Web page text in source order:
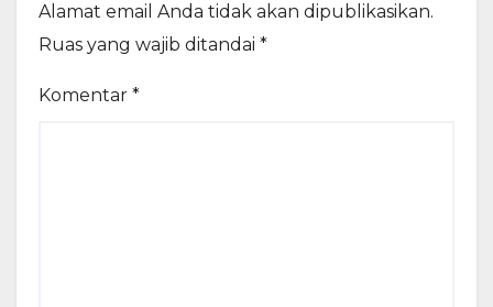
Alamat email Anda tidak akan dipublikasikan.
Ruas yang wajib ditandai *
Komentar *